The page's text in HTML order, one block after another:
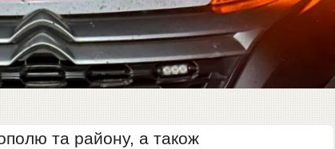
та району, а також